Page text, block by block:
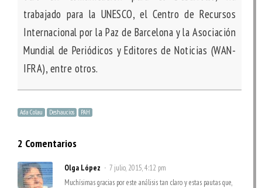
trabajado para la UNESCO, el Centro de Recursos
Internacional por la Paz de Barcelona y la Asociación
Mundial de Periódicos y Editores de Noticias (WAN-
IFRA), entre otros.
Ada Colau Deshaucios PAH
2 Comentarios
Olga López
7 julio, 2015, 4:12 pm
Muchísimas gracias por este análisis tan claro y estas pautas que,